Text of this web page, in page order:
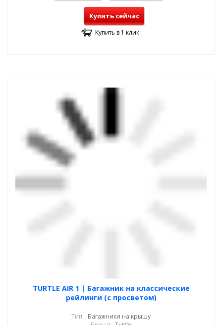
Купить сейчас
Купить в 1 клик
TURTLE AIR 1 | Багажник на классические
рейлинги (с просветом)
Тип: Багажники на крышу